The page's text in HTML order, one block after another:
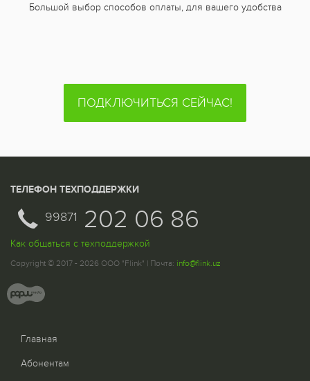
Большой выбор способов оплаты, для вашего удобства
ПОДКЛЮЧИТЬСЯ СЕЙЧАС!
ТЕЛЕФОН ТЕХПОДДЕРЖКИ
99871 202 06 86
Как общаться с техподдержкой
Copyright © 2017 - 2026 ООО "Flink" | Почта: info@flink.uz
Главная
Абонентам